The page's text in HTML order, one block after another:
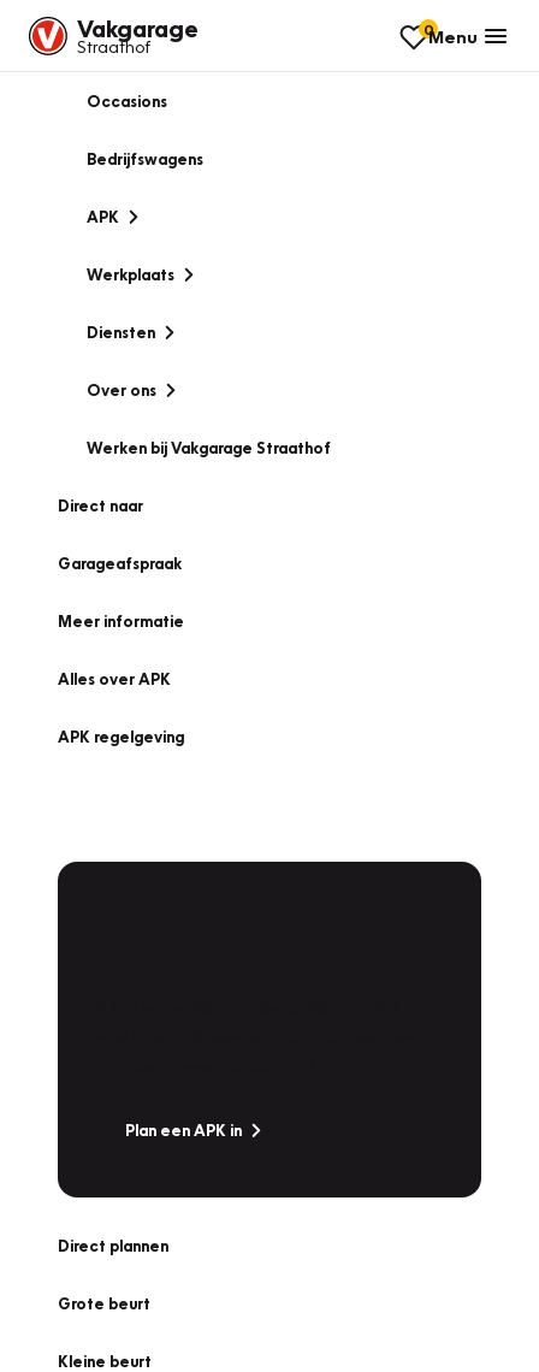
Vakgarage
Straathof
0Menu
Occasions
Bedrijfswagens
APK
Werkplaats
Diensten
Over ons
Werken bij Vakgarage Straathof
Direct naar
Garageafspraak
Meer informatie
Alles over APK
APK regelgeving
Plan een APK in
Direct plannen
Grote beurt
Kleine beurt